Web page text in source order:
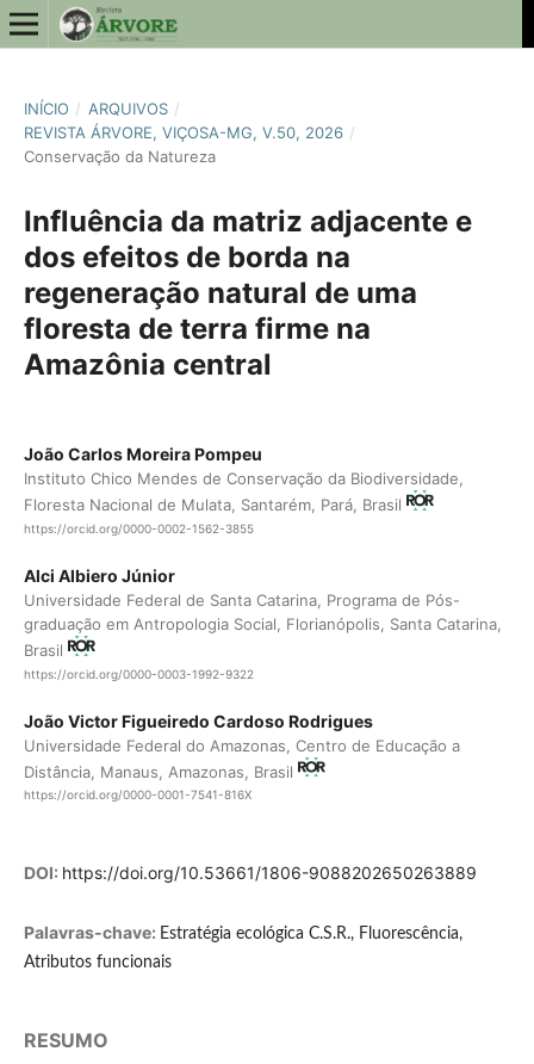
INÍCIO / ARQUIVOS /
REVISTA ÁRVORE, VIÇOSA-MG, V.50, 2026 /
Conservação da Natureza
Influência da matriz adjacente e
dos efeitos de borda na
regeneração natural de uma
floresta de terra firme na
Amazônia central
João Carlos Moreira Pompeu
Instituto Chico Mendes de Conservação da Biodiversidade,
Floresta Nacional de Mulata, Santarém, Pará, Brasil
https://orcid.org/0000-0002-1562-3855
Alci Albiero Júnior
Universidade Federal de Santa Catarina, Programa de Pós-
graduação em Antropologia Social, Florianópolis, Santa Catarina,
Brasil
https://orcid.org/0000-0003-1992-9322
João Victor Figueiredo Cardoso Rodrigues
Universidade Federal do Amazonas, Centro de Educação a
Distância, Manaus, Amazonas, Brasil
https://orcid.org/0000-0001-7541-816X
DOI: https://doi.org/10.53661/1806-9088202650263889
Palavras-chave: Estratégia ecológica C.S.R., Fluorescência,
Atributos funcionais
RESUMO